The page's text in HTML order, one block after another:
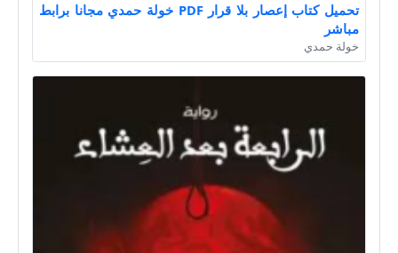
تحميل كتاب إعصار بلا قرار PDF خولة حمدي مجانا برابط
مباشر
خولة حمدي